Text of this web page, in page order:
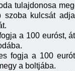
tulajdonosa
szoba kulcsát
a 100 euróst,
fogja a 100
a boltjába.